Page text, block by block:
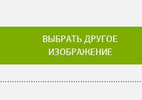
ВЫБРАТЬ ДРУГОЕ
ИЗОБРАЖЕНИЕ